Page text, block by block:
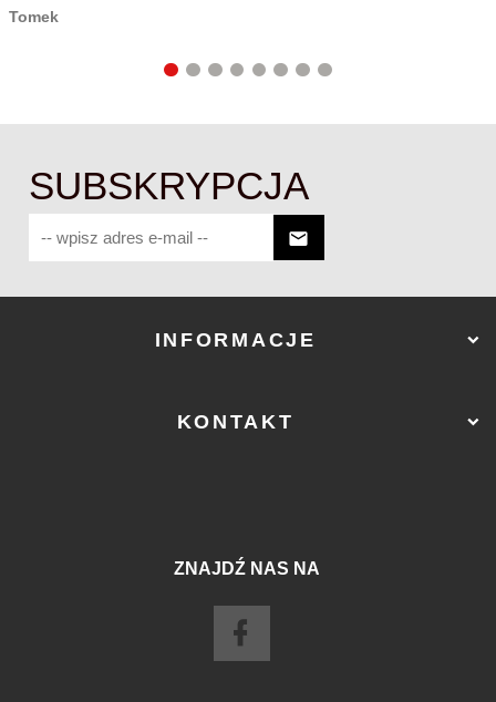
Tomek
SUBSKRYPCJA
INFORMACJE
KONTAKT
sklep@ostry-sklep.pl
ZNAJDŹ NAS NA